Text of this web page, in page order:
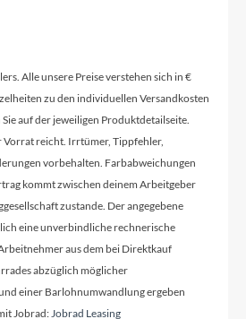
Alle unsere Preise verstehen sich in €
zu den individuellen Versandkosten
auf der jeweiligen Produktdetailseite.
Vorrat reicht. Irrtümer, Tippfehler,
vorbehalten. Farbabweichungen
kommt zwischen deinem Arbeitgeber
zustande. Der angegebene
eine unverbindliche rechnerische
aus dem bei Direktkauf
abzüglich möglicher
einer Barlohnumwandlung ergeben
Jobrad:Jobrad Leasing